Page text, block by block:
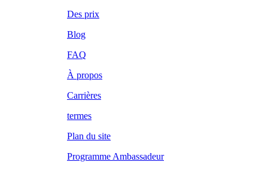
Des prix
Blog
FAQ
À propos
Carrières
termes
Plan du site
Programme Ambassadeur